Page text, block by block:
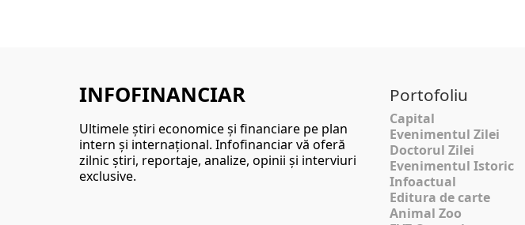
INFOFINANCIAR
Ultimele ştiri economice şi financiare pe plan
intern şi internaţional. Infofinanciar vă oferă
zilnic ştiri, reportaje, analize, opinii şi interviuri
exclusive.
Portofoliu
Capital
Evenimentul Zilei
Doctorul Zilei
Evenimentul Istoric
Infoactual
Editura de carte
Animal Zoo